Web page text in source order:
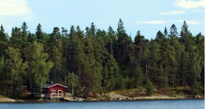
♥ ÜBER DEN REISEBLOG Menü
öffnen
IMPRESSUM
DATENSCHUTZERKLÄRUNG
♥ ÜBER DIE AUTORIN Menü
öffnen
VITA